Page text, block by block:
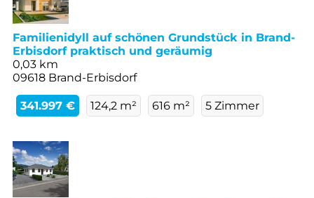
Familienidyll auf schönen Grundstück in Brand-
Erbisdorf praktisch und geräumig
0,03 km
09618 Brand-Erbisdorf
341.997 € 124,2 m² 616 m² 5 Zimmer